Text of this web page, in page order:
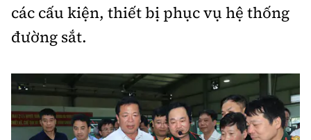
các cấu kiện, thiết bị phục vụ hệ thống
đường sắt.